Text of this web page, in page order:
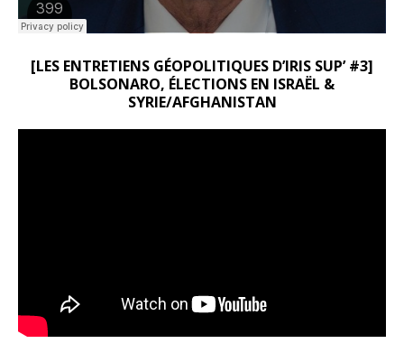
[LES ENTRETIENS GÉOPOLITIQUES D’IRIS SUP’ #3]
BOLSONARO, ÉLECTIONS EN ISRAËL &
SYRIE/AFGHANISTAN